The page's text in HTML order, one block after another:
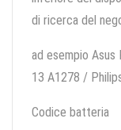
di ricerca del
ad esempio
13 A1278 /
Codice batteria